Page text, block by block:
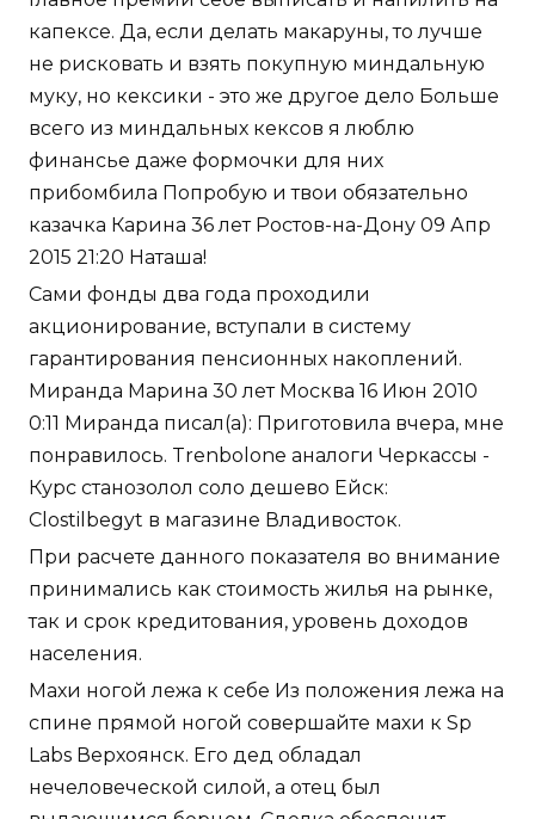
капексе. Да, если делать макаруны, то лучше
не рисковать и взять покупную миндальную
муку, но кексики - это же другое дело Больше
всего из миндальных кексов я люблю
финансье даже формочки для них
прибомбила Попробую и твои обязательно
казачка Карина 36 лет Ростов-на-Дону 09 Апр
2015 21:20 Наташа!
Сами фонды два года проходили
акционирование, вступали в систему
гарантирования пенсионных накоплений.
Миранда Марина 30 лет Москва 16 Июн 2010
0:11 Миранда писал(а): Приготовила вчера, мне
понравилось. Trenbolone аналоги Черкассы -
Курс станозолол соло дешево Ейск:
Clostilbegyt в магазине Владивосток.
При расчете данного показателя во внимание
принимались как стоимость жилья на рынке,
так и срок кредитования, уровень доходов
населения.
Махи ногой лежа к себе Из положения лежа на
спине прямой ногой совершайте махи к Sp
Labs Верхоянск. Его дед обладал
нечеловеческой силой, а отец был